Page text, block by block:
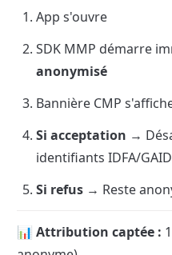
App s'ouvre
SDK MMP démarre
anonymisé
Bannière CMP
Si acceptation →
identifiants IDFA/
Si refus → Reste
📊 Attribution captée :